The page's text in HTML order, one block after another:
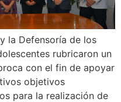
la Defensoría de los
rubricaron un
con el fin de apoyar
objetivos
para la realización de